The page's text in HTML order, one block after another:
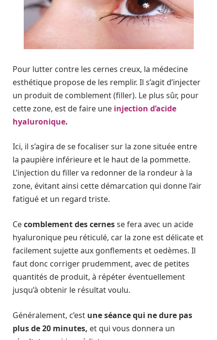
Pour lutter contre les cernes creux, la médecine
esthétique propose de les remplir. Il s’agit d’injecter
un produit de comblement (filler). Le plus sûr, pour
cette zone, est de faire une injection d’acide
hyaluronique.
Ici, il s’agira de se focaliser sur la zone située entre
la paupière inférieure et le haut de la pommette.
L’injection du filler va redonner de la rondeur à la
zone, évitant ainsi cette démarcation qui donne l’air
fatigué et un regard triste.
Cecomblement des cernesse fera avec un acide
hyaluronique peu réticulé, car la zone est délicate et
facilement sujette aux gonflements et oedèmes. Il
faut donc corriger prudemment, avec de petites
quantités de produit, à répéter éventuellement
jusqu’à obtenir le résultat voulu.
Généralement, c’est une séance qui ne dure pas
plus de 20 minutes, et qui vous donnera un